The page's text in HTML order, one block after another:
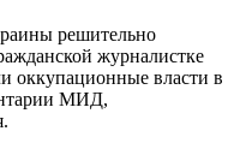
решительно
журналистке
оккупационные власти в
МИД,